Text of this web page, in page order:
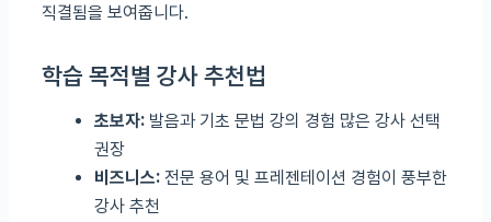
직결됨을 보여줍니다.
학습 목적별 강사 추천법
초보자: 발음과 기초 문법 강의 경험 많은 강사 선택
권장
비즈니스: 전문 용어 및 프레젠테이션 경험이 풍부한
강사 추천